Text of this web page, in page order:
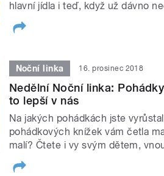
hlavní jídla i teď, když už dávno
Noční linka 16. prosinec 2018
Nedělní Noční linka:
to lepší v nás
Na jakých pohádkách jste
pohádkových knížek vám četla
malí? Čtete i vy svým dětem,